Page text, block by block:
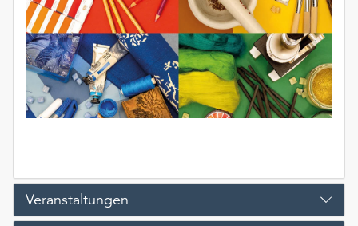
Veranstaltungen